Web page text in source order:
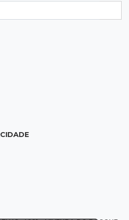
na Av. Heráclito
milhões
cresce 32% em MS e
no Noroeste